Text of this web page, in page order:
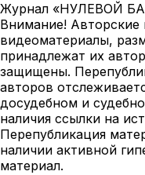
Журнал «НУЛЕВОЙ
Внимание! Авторские
видеоматериалы,
принадлежат их
защищены.
авторов
досудебном и
наличия ссылки на
Перепубликация
наличии активной
материал.